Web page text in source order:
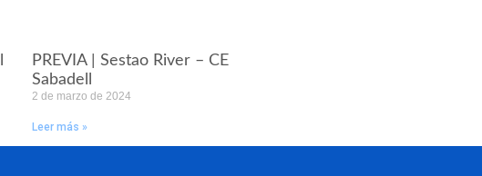
PREVIA | Sestao River – CE
Sabadell
2 de marzo de 2024
Leer más »